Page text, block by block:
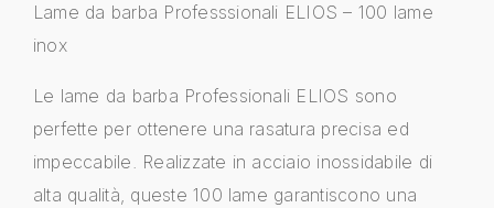
Lame da barba Professsionali ELIOS – 100 lame
inox
Le lame da barba Professionali ELIOS sono
perfette per ottenere una rasatura precisa ed
impeccabile. Realizzate in acciaio inossidabile di
alta qualità, queste 100 lame garantiscono una